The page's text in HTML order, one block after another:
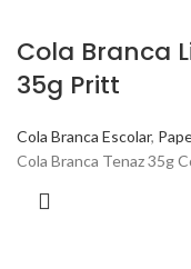
Cola Branca
35g Pritt
Cola Branca Escolar,
Cola Branca Tenaz 35g